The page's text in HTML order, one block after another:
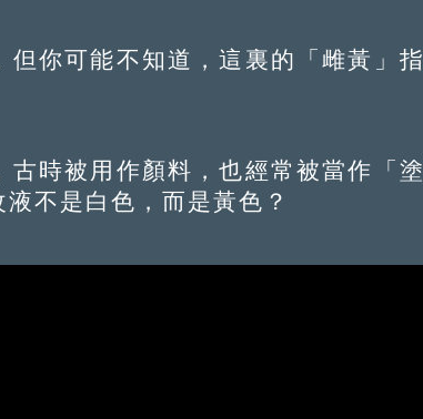
你可能不知道，這裏的「雌黃」指
時被用作顏料，也經常被當作「塗
不是白色，而是黃色？